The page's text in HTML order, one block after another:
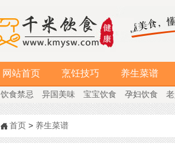
网站首页 烹饪技巧 养生菜谱
饮食禁忌 异国美味 宝宝饮食 孕妇饮食
首页 > 养生菜谱